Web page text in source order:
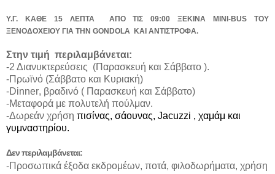
Υ.Γ. ΚΑΘΕ 15 ΛΕΠΤΑ ΑΠΟ ΤΙΣ 09:00 ΞΕΚΙΝΑ MINI-BUS
ΤΟΥ
ΞΕΝΟΔΟΧΕΙΟΥ ΓΙΑ ΤΗΝ GONDOLA KAI ANTIΣΤΡΟΦΑ.
Στην τιμή περιλαμβάνεται:
-2 Διανυκτερεύσεις (Παρασκευή και Σάββατο ).
-Πρωϊνό (Σάββατο και Κυριακή)
-Dinner, βραδινό ( Παρασκευή και Σάββατο)
-Μεταφορά με πολυτελή πούλμαν.
-Δωρεάν χρήση πισίνας, σάουνας, Jacuzzi , χαμάμ και
γυμναστηρίου.
Δεν περιλαμβάνεται:
-Προσωπικά έξοδα εκδρομέων, ποτά, φιλοδωρήματα, χρήση